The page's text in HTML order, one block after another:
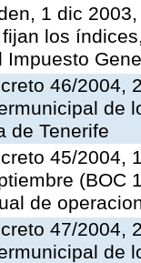
1 dic
los
Impuesto
46/2004,
de
de Tenerife
45/2004,
(BOC
de
47/2004,
de